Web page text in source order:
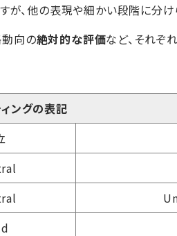
が、他の表現や細かい段階に分
向の絶対的な評価など、それぞ
ングの表記